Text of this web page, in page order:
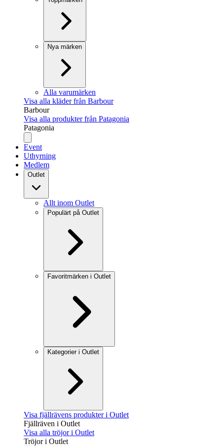
Nya märken
Alla varumärken
Visa alla kläder från Barbour
Barbour
Visa alla produkter från Patagonia
Patagonia
Event
Uthyrning
Medlem
Outlet
Allt inom Outlet
Populärt på Outlet
Favoritmärken i Outlet
Kategorier i Outlet
Visa fjällrävens produkter i Outlet
Fjällräven i Outlet
Visa alla tröjor i Outlet
Tröjor i Outlet